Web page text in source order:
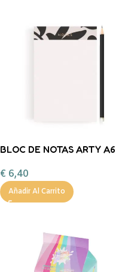
BLOC DE NOTAS ARTY A6
€ 6,40
Añadir Al Carrito